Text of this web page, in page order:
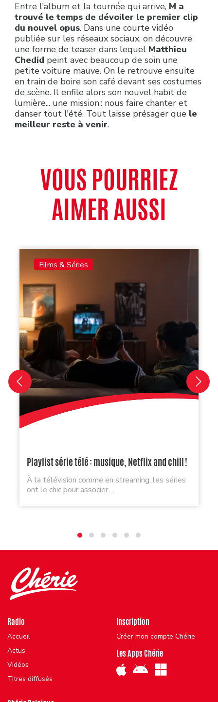
Entre l'album et la tournée qui arrive, M a
trouvé le temps de dévoiler le premier clip
du nouvel opus. Dans une courte vidéo
publiée sur les réseaux sociaux, on découvre
une forme de teaser dans lequel Matthieu
Chedid peint avec beaucoup de soin une
petite voiture mauve. On le retrouve ensuite
en train de boire son café devant ses costumes
de scène. Il enfile alors son nouvel habit de
lumière... une mission : nous faire chanter et
danser tout l'été. Tout laisse présager que le
meilleur reste à venir.
VOUS POURRIEZ
AIMER AUSSI
Films & Séries
Playlist série télé : musique, Netflix and chill !
À la télévision comme en streaming, les séries
ont le chic pour associer ...
Radio
Accueil
Actus
Vidéos
Titres diffusés
Inscription
Créer mon compte Chérie
Les Apps Chérie